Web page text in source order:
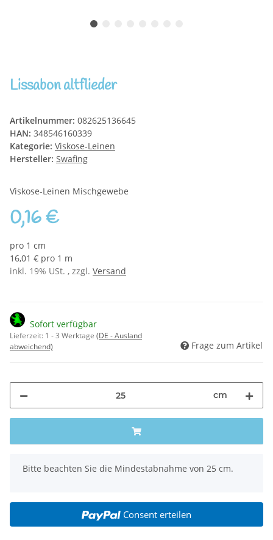
Lissabon altflieder
Artikelnummer: 082625136645
HAN: 348546160339
Kategorie: Viskose-Leinen
Hersteller: Swafing
Viskose-Leinen Mischgewebe
0,16 €
pro 1 cm
16,01 € pro 1 m
inkl. 19% USt. , zzgl. Versand
Sofort verfügbar
Lieferzeit: 1 - 3 Werktage (DE - Ausland
abweichend)
Frage zum Artikel
cm
x
Bitte beachten Sie die Mindestabnahme von 25 cm.
Consent erteilen